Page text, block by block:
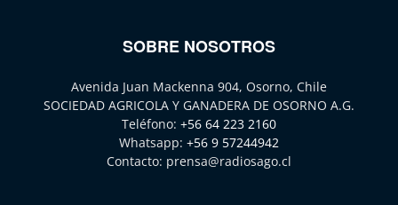
SOBRE NOSOTROS
Avenida Juan Mackenna 904, Osorno, Chile
SOCIEDAD AGRICOLA Y GANADERA DE OSORNO A.G.
Teléfono: +56 64 223 2160
Whatsapp: +56 9 57244942
Contacto: prensa@radiosago.cl